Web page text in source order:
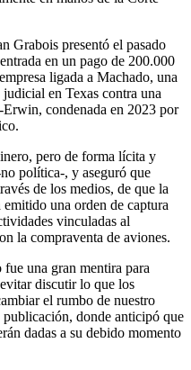
Grabois presentó el pasado
en un pago de 200.000
ligada a Machado, una
en Texas contra una
condenada en 2023 por
pero de forma lícita y
política-, y aseguró que
de los medios, de que la
una orden de captura
vinculadas al
la compraventa de aviones.
una gran mentira para
discutir lo que los
el rumbo de nuestro
donde anticipó que
dadas a su debido momento